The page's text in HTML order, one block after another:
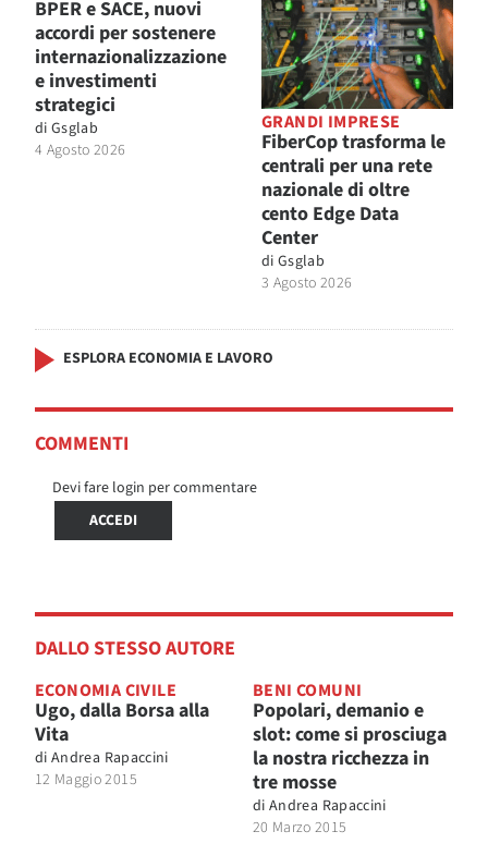
BPER e SACE, nuovi
accordi per sostenere
internazionalizzazione
e investimenti
strategici
di Gsglab
4 Agosto 2026
GRANDI IMPRESE
FiberCop trasforma le
centrali per una rete
nazionale di oltre
cento Edge Data
Center
di Gsglab
3 Agosto 2026
ESPLORA ECONOMIA E LAVORO
COMMENTI
Devi fare login per commentare
ACCEDI
DALLO STESSO AUTORE
ECONOMIA CIVILE
Ugo, dalla Borsa alla
Vita
di Andrea Rapaccini
12 Maggio 2015
BENI COMUNI
Popolari, demanio e
slot: come si prosciuga
la nostra ricchezza in
tre mosse
di Andrea Rapaccini
20 Marzo 2015